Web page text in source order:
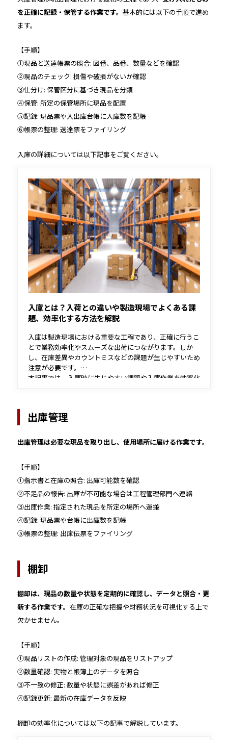
を正確に記録・保管する作業です。 基本的には以下の手順で進め
ます。
【手順】
①現品と送達帳票の照合: 図番、品番、数量などを確認
②現品のチェック: 損傷や破損がないか確認
③仕分け: 保管区分に基づき現品を分類
④保管: 所定の保管場所に現品を配置
⑤記録: 現品票や入出庫台帳に入庫数を記帳
⑥帳票の整理: 送達票をファイリング
入庫の詳細については以下記事をご覧ください。
入庫とは？入荷との違いや製造現場でよくある課
題、効率化する方法を解説
入庫は製造現場における重要な工程であり、正確に行うこ
とで業務効率化やスムーズな出荷につながります。しか
し、在庫差異やカウントミスなどの課題が生じやすいため
注意が必要です。
本記事では、入庫時に生じやすい課題や入庫作業を効率化
出庫管理
出庫管理は必要な現品を取り出し、使用場所に届ける作業です。
【手順】
①指示書と在庫の照合: 出庫可能数を確認
②不足品の報告: 出庫が不可能な場合は工程管理部門へ連絡
③出庫作業: 指定された現品を所定の場所へ運搬
④記録: 現品票や台帳に出庫数を記帳
⑤帳票の整理: 出庫伝票をファイリング
棚卸
棚卸は、現品の数量や状態を定期的に確認し、データと照合・更
新する作業です。 在庫の正確な把握や財務状況を可視化する上で
欠かせません。
【手順】
①現品リストの作成: 管理対象の現品をリストアップ
②数量確認: 実物と帳簿上のデータを照合
③不一致の修正: 数量や状態に誤差があれば修正
④記録更新: 最新の在庫データを反映
棚卸の効率化については以下の記事で解説しています。